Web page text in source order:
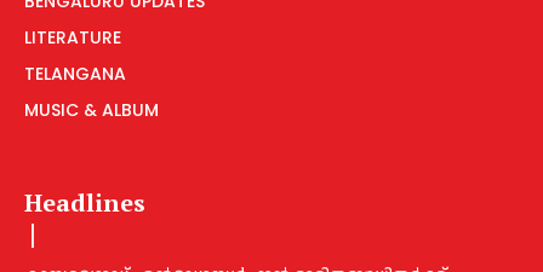
LITERATURE
TELANGANA
MUSIC & ALBUM
Headlines